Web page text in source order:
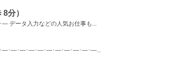
分）
タ入力などの人気お仕事も...
･―･―･―･―･―･―･―･―･―･―･―･―...